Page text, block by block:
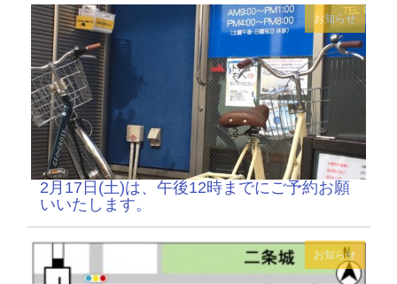
お知らせ
2月17日(土)は、午後12時までにご予約お願
いいたします。
お知らせ